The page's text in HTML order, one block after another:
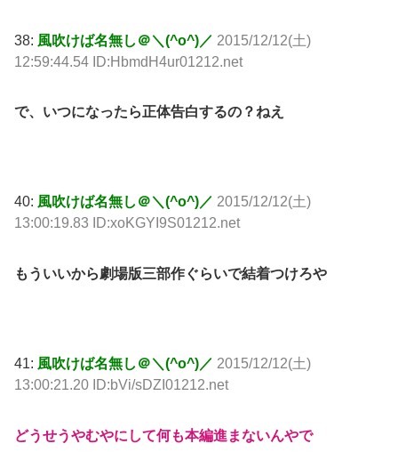
38: 風吹けば名無し＠＼(^o^)／ 2015/12/12(土)
12:59:44.54 ID:HbmdH4ur01212.net
で、いつになったら正体告白するの？ねえ
40: 風吹けば名無し＠＼(^o^)／ 2015/12/12(土)
13:00:19.83 ID:xoKGYI9S01212.net
もういいから劇場版三部作ぐらいで結着つけろや
41: 風吹けば名無し＠＼(^o^)／ 2015/12/12(土)
13:00:21.20 ID:bVi/sDZI01212.net
どうせうやむやにして何も本編進まないんやで